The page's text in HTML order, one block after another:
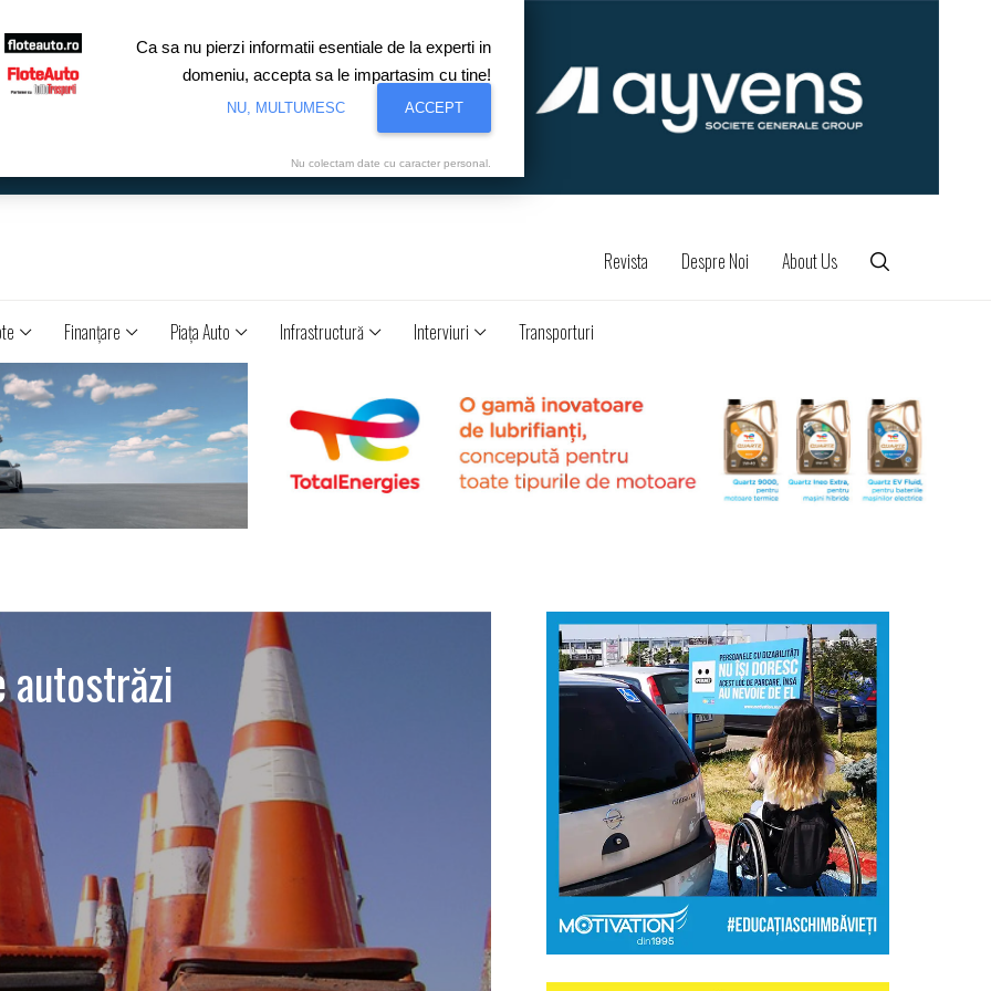
Revista Despre Noi About Us
Finanţare Piaţa Auto Infrastructură Interviuri Transporturi
Ca sa nu pierzi informatii esentiale de la experti in
domeniu, accepta sa le impartasim cu tine!
NU, MULTUMESC ACCEPT
Nu colectam date cu caracter personal.